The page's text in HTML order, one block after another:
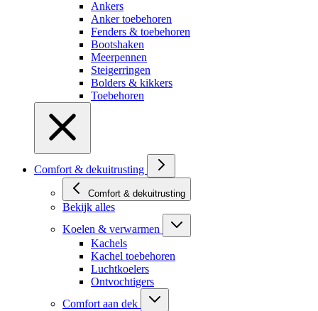
Ankers
Anker toebehoren
Fenders & toebehoren
Bootshaken
Meerpennen
Steigerringen
Bolders & kikkers
Toebehoren
Comfort & dekuitrusting
Comfort & dekuitrusting
Bekijk alles
Koelen & verwarmen
Kachels
Kachel toebehoren
Luchtkoelers
Ontvochtigers
Comfort aan dek